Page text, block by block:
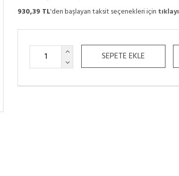
930,39 TL'den başlayan taksit seçenekleri için